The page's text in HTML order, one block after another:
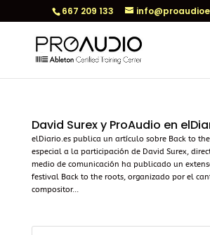
667 209 133
David Surex y ProAudio en
elDiario.es publica un artículo sobre Back to
especial a la participación de David Surex,
medio de comunicación ha publicado un
festival Back to the roots, organizado por el
compositor...